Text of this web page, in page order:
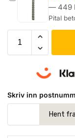
— 449
Pital
Skriv inn